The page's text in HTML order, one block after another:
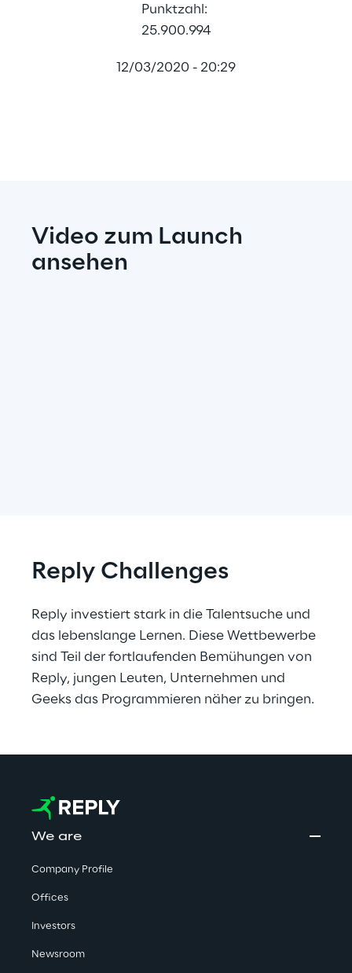
Punktzahl:
25.900.994
12/03/2020 - 20:29
Video zum Launch
ansehen
Reply Challenges
Reply investiert stark in die Talentsuche und
das lebenslange Lernen. Diese Wettbewerbe
sind Teil der fortlaufenden Bemühungen von
Reply, jungen Leuten, Unternehmen und
Geeks das Programmieren näher zu bringen.
We are
Company Profile
Offices
Investors
Newsroom